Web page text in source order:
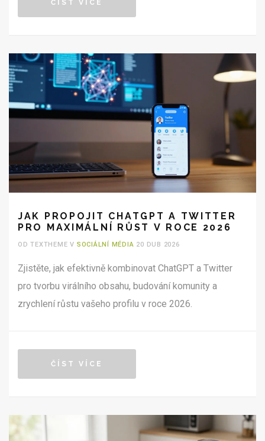
ČÍST VÍCE
JAK PROPOJIT CHATGPT A TWITTER
PRO MAXIMÁLNÍ RŮST V ROCE 2026
OD TEXTHEME V SOCIÁLNÍ MÉDIA 20 DUB 2026
Zjistěte, jak efektivně kombinovat ChatGPT a Twitter
pro tvorbu virálního obsahu, budování komunity a
zrychlení růstu vašeho profilu v roce 2026.
ČÍST VÍCE